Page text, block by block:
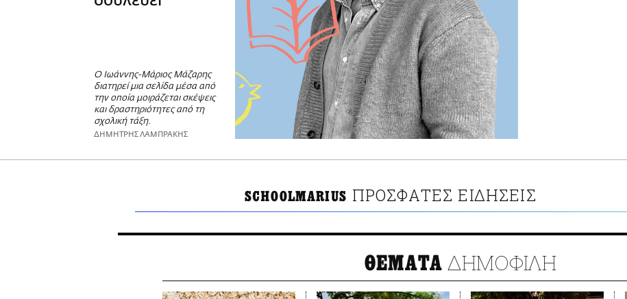
Ο Ιωάννης-Μάριος Μάζαρης
διατηρεί μια σελίδα μέσα από
την οποία μοιράζεται σκέψεις
και δραστηριότητες από τη
σχολική τάξη.
ΔΗΜΗΤΡΗΣ ΛΑΜΠΡΑΚΗΣ
SCHOOLMARIUS ΠΡΟΣΦΑΤΕΣ ΕΙΔΗΣΕΙΣ
ΘΕΜΑΤΑ ΔΗΜΟΦΙΛΗ